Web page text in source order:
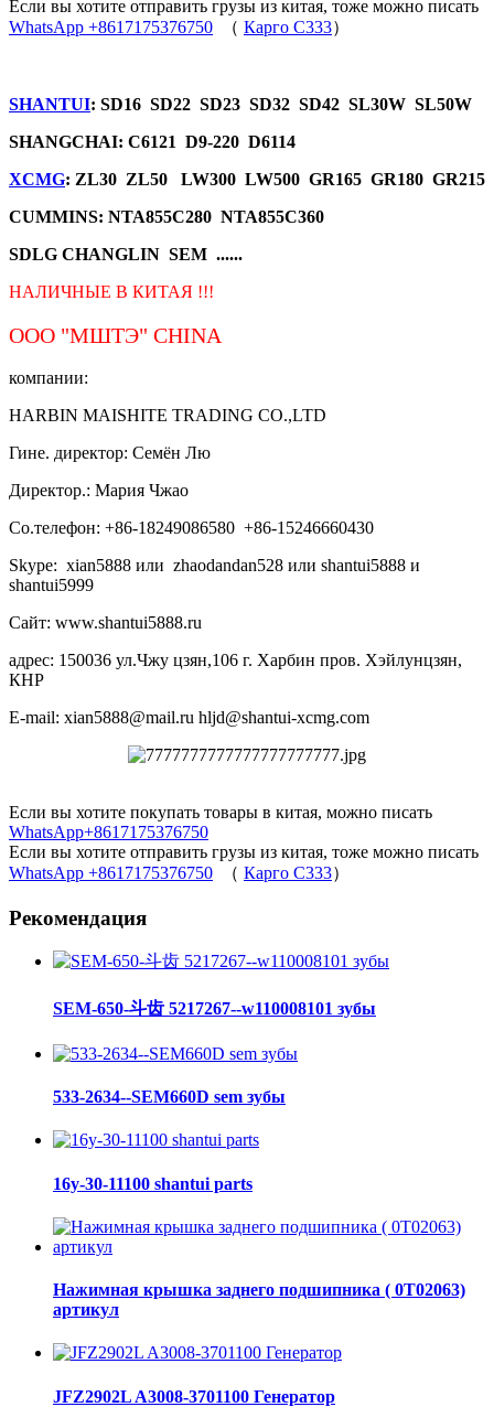
Если вы хотите отправить грузы из китая, тоже можно писать
WhatsApp +8617175376750 （ Карго C333）
SHANTUI: SD16 SD22 SD23 SD32 SD42 SL30W SL50W
SHANGCHAI: C6121 D9-220 D6114
XCMG: ZL30 ZL50 LW300 LW500 GR165 GR180 GR215
CUMMINS: NTA855C280 NTA855C360
SDLG CHANGLIN SEM ......
НАЛИЧНЫЕ В КИТАЯ !!!
ООО "МШТЭ" CHINA
компании:
HARBIN MAISHITE TRADING CO.,LTD
Гине. директор: Семён Лю
Директор.: Мария Чжао
Со.телефон: +86-18249086580 +86-15246660430
Skype: xian5888 или zhaodandan528 или shantui5888 и
shantui5999
Сайт: www.shantui5888.ru
адрес: 150036 ул.Чжу цзян,106 г. Харбин пров. Хэйлунцзян,
КНР
E-mail: xian5888@mail.ru hljd@shantui-xcmg.com
Если вы хотите покупать товары в китая, можно писать
WhatsApp+8617175376750
Если вы хотите отправить грузы из китая, тоже можно писать
WhatsApp +8617175376750 （ Карго C333）
Рекомендация
SEM-650-斗齿 5217267--w110008101 зубы
533-2634--SEM660D sem зубы
16y-30-11100 shantui parts
Нажимная крышка заднего подшипника ( 0Т02063)
артикул
JFZ2902L A3008-3701100 Генератор